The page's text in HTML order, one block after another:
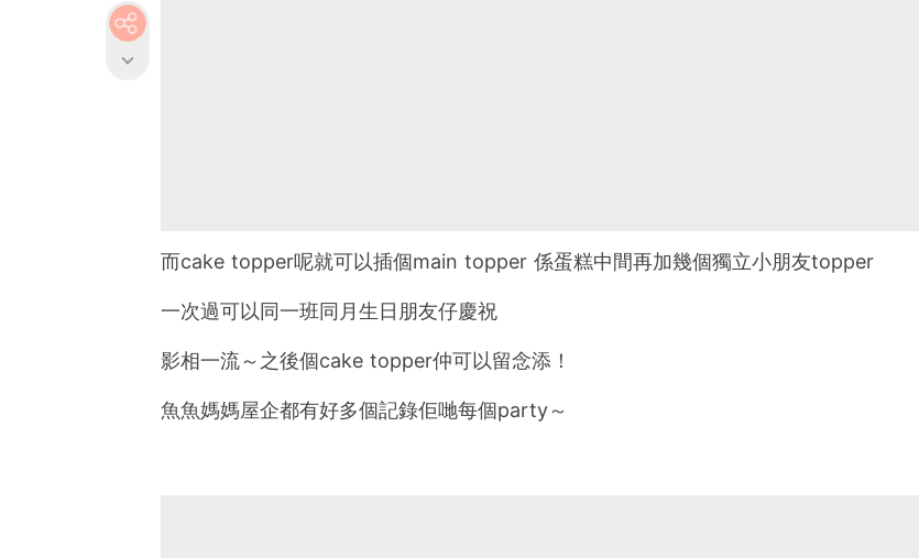
而cake topper呢就可以插個main topper 係蛋糕中間再加幾個獨立小朋友topper
一次過可以同一班同月生日朋友仔慶祝
影相一流～之後個cake topper仲可以留念添！
魚魚媽媽屋企都有好多個記錄佢哋每個party～